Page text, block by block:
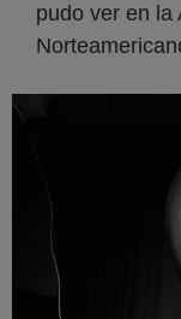
pudo ver en la